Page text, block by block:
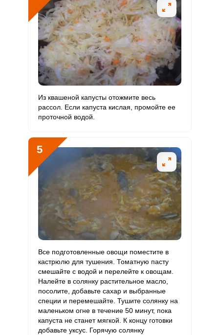
Рубидий 2380 мкг 200 мкг 43.8 793.3
Селен 2.8 мкг 55 мкг 0.2 3.4
Фтор 355.6 мкг 4000 мкг 0.3 5.9
Хром 10 мкг 50 мкг 0.7 13.3
Ванадий
Молибден 36.2 мкг 70 мкг 1.9 34.5
Из квашеной капусты отожмите весь
рассол. Если капуста кислая, промойте ее
проточной водой.
5
Все подготовленные овощи поместите в
кастрюлю для тушения. Томатную пасту
смешайте с водой и перелейте к овощам.
Налейте в солянку растительное масло,
посолите, добавьте сахар и выбранные
специи и перемешайте. Тушите солянку на
маленьком огне в течение 50 минут, пока
капуста не станет мягкой. К концу готовки
добавьте уксус. Горячую солянку